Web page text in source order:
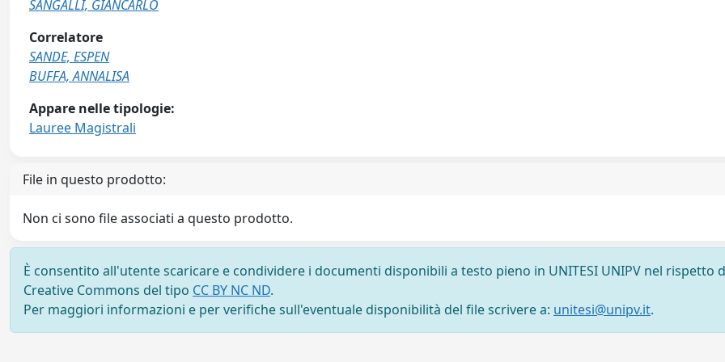
SANGALLI, GIANCARLO
Correlatore
SANDE, ESPEN
BUFFA, ANNALISA
Appare nelle tipologie:
Lauree Magistrali
File in questo prodotto:
Non ci sono file associati a questo prodotto.
È consentito all'utente scaricare e condividere i documenti disponibili a testo pieno in UNITESI UNIPV nel rispetto
Creative Commons del tipo CC BY NC ND.
Per maggiori informazioni e per verifiche sull'eventuale disponibilità del file scrivere a: unitesi@unipv.it.